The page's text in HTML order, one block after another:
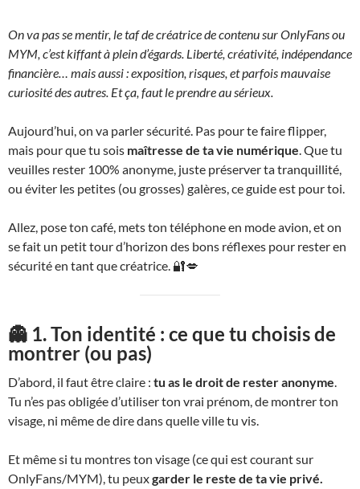
On va pas se mentir, le taf de créatrice de contenu sur OnlyFans ou
MYM, c’est kiffant à plein d’égards. Liberté, créativité, indépendance
financière… mais aussi : exposition, risques, et parfois mauvaise
curiosité des autres. Et ça, faut le prendre au sérieux.
Aujourd’hui, on va parler sécurité. Pas pour te faire flipper,
mais pour que tu sois maîtresse de ta vie numérique. Que tu
veuilles rester 100% anonyme, juste préserver ta tranquillité,
ou éviter les petites (ou grosses) galères, ce guide est pour toi.
Allez, pose ton café, mets ton téléphone en mode avion, et on
se fait un petit tour d’horizon des bons réflexes pour rester en
sécurité en tant que créatrice. 🔐💋
👻 1. Ton identité : ce que tu choisis de
montrer (ou pas)
D’abord, il faut être claire : tu as le droit de rester anonyme.
Tu n’es pas obligée d’utiliser ton vrai prénom, de montrer ton
visage, ni même de dire dans quelle ville tu vis.
Et même si tu montres ton visage (ce qui est courant sur
OnlyFans/MYM), tu peuxgarder le reste de ta vie privé.